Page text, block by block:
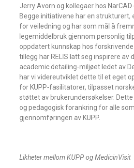
Jerry Avorn og kollegaer hos NarCAD
Begge initiativene har en strukturert,
for veiledning og har som mål å
legemiddelbruk gjennom personlig
oppdatert kunnskap hos forskrivende
tillegg har RELIS latt seg inspirere av
academic detailing-miljøet ledet av
har vi videreutviklet dette til et eget
for KUPP-fasilitatorer, tilpasset
støttet av brukerundersøkelser.
og pedagogisk forankring for alle
gjennomføringen av KUPP.
Likheter mellom KUPP og MedicinVisit